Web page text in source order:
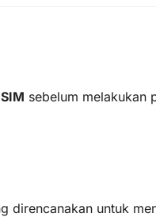
sebelum melakukan
direncanakan untuk